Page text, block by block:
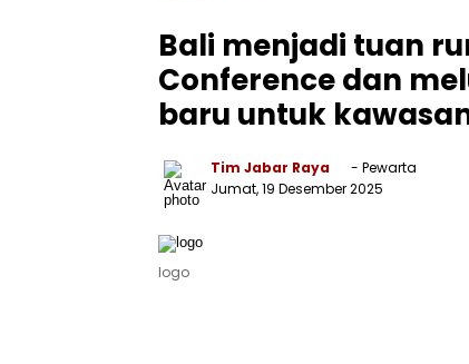
Bali menjadi tuan
Conference dan
baru untuk
Tim Jabar Raya
- Pewarta
Jumat, 19 Desember 2025
logo